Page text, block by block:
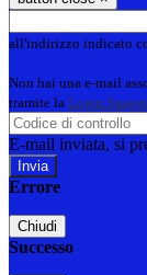
all'indirizzo indicato
Non hai una e-mail
tramite la Login
E-mail inviata, si
Errore
Chiudi
Successo